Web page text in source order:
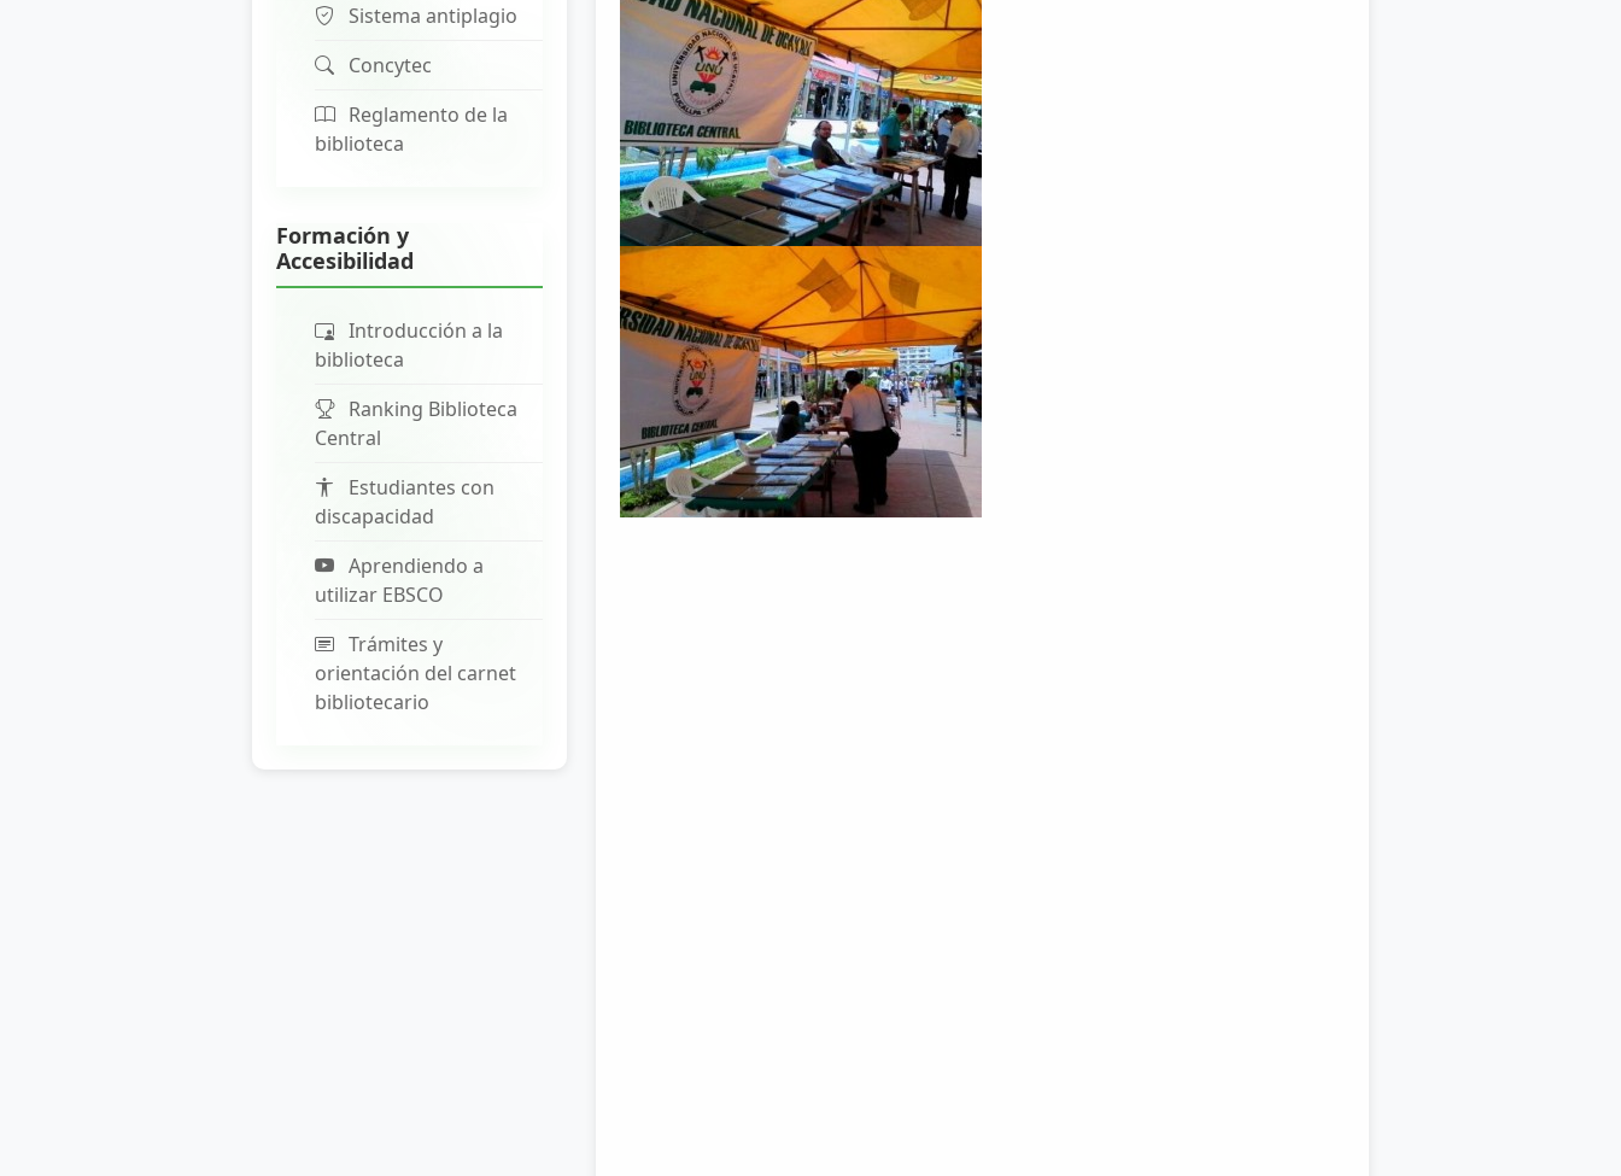
Sistema antiplagio
Concytec
Reglamento de la
biblioteca
Formación y
Accesibilidad
Introducción a la
biblioteca
Ranking Biblioteca
Central
Estudiantes con
discapacidad
Aprendiendo a
utilizar EBSCO
Trámites y
orientación del carnet
bibliotecario